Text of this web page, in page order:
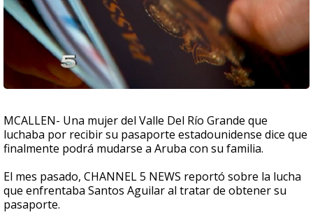
MCALLEN- Una mujer del Valle Del Río Grande que
luchaba por recibir su pasaporte estadounidense dice que
finalmente podrá mudarse a Aruba con su familia.
El mes pasado, CHANNEL 5 NEWS reportó sobre la lucha
que enfrentaba Santos Aguilar al tratar de obtener su
pasaporte.